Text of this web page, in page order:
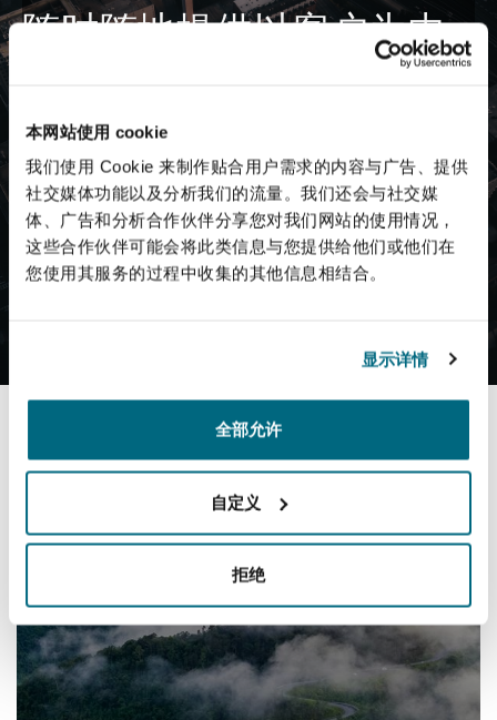
本网站使用 cookie
我们使用 Cookie 来制作贴合用户需求的内容与广告、提供
社交媒体功能以及分析我们的流量。我们还会与社交媒
体、广告和分析合作伙伴分享您对我们网站的使用情况，
这些合作伙伴可能会将此类信息与您提供给他们或他们在
您使用其服务的过程中收集的其他信息相结合。
显示详情
全部允许
自定义
拒绝
随时随地提供以客户为中
心的服务和法律意见。
我们的律师深知当地市场，能够为您打造专属的法律服
务。
我们的美洲团队
Latest Insights